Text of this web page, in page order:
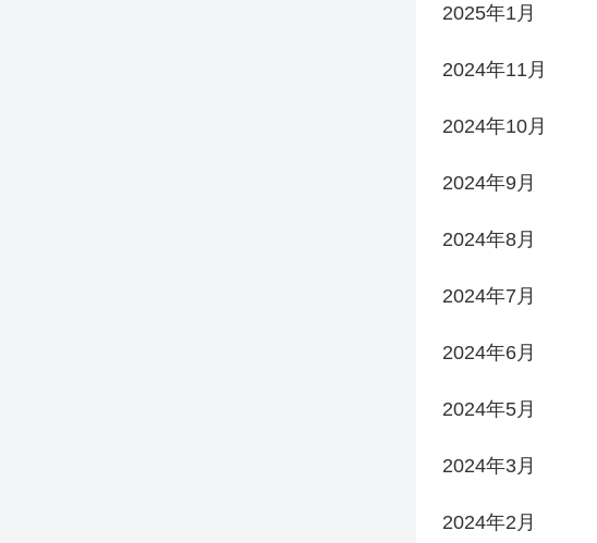
2025年1月
2024年11月
2024年10月
2024年9月
2024年8月
2024年7月
2024年6月
2024年5月
2024年3月
2024年2月